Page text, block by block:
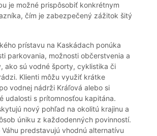
je možné prispôsobiť konkrétnym
čím je zabezpečený zážitok šitý
prístavu na Kaskádach ponúka
parkovania, možnosti občerstvenia a
ako sú vodné športy, cyklistika či
Klienti môžu využiť krátke
vodnej nádrži Kráľová alebo si
udalosti s prítomnosťou kapitána.
nový pohľad na okolitú krajinu a
úniku z každodenných povinností.
predstavujú vhodnú alternatívu